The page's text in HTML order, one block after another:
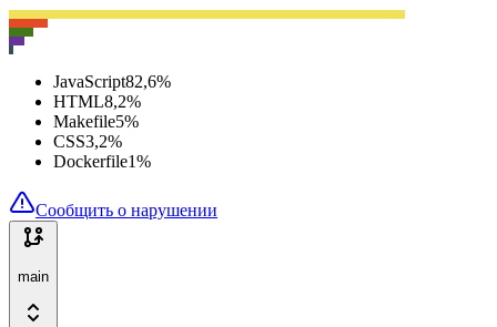
JavaScript82,6%
HTML8,2%
Makefile5%
CSS3,2%
Dockerfile1%
Сообщить о нарушении
main